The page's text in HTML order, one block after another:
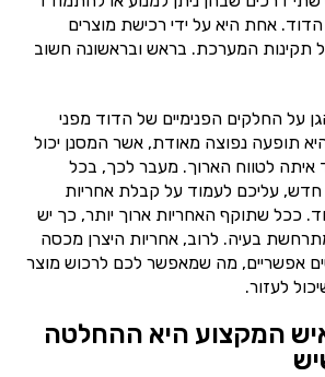
אחת היא על ידי רכישת מוצרים
תקינות המערכת. בראש ובראשונה חשוב
על החלקים הפנימיים של הדוד מפני
תופעה נפוצה מאודת, אשר המסנן יכול
איתה לטווח הארוך. מעבר לכך, בכל
עליכם לעמוד על קבלת אחריות
ככל שתוקף האחריות ארוך יותר, כך יש
בעיה. לרוב, אחריות היצרן מכסה
אפשריים, מה שמאפשר לכם לרכוש מוצר
לעזור.
המקצוע היא ההחלטה